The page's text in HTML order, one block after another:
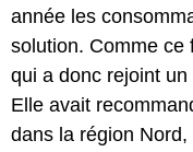
année les
solution. Comme ce
qui a donc rejoint un
Elle avait
dans la région